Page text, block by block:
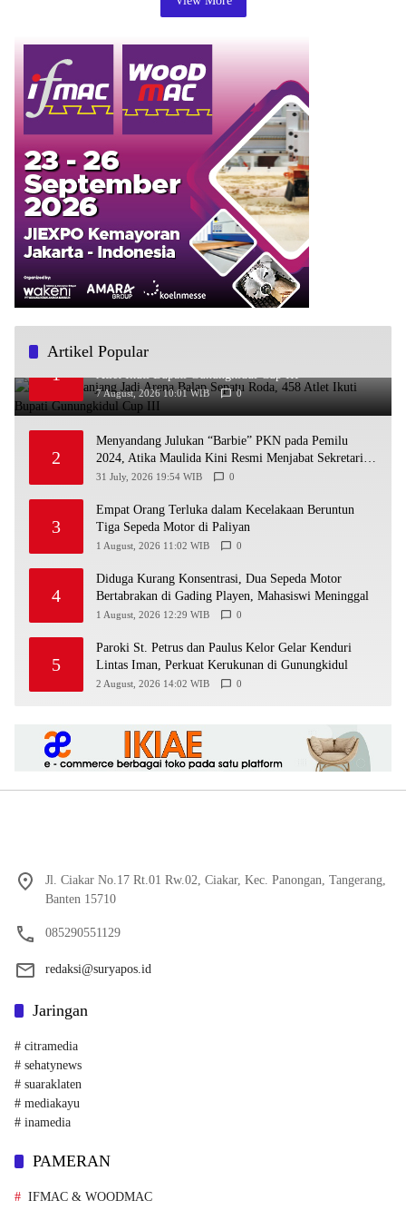
Artikel Popular
1
Pantai Sepanjang Jadi Arena Balap Sepatu Roda, 458
Atlet Ikuti Bupati Gunungkidul Cup III
7 August, 2026 10:01 WIB 0
2
Menyandang Julukan “Barbie” PKN pada Pemilu
2024, Atika Maulida Kini Resmi Menjabat Sekretaris
PIMDA PKN DIY
31 July, 2026 19:54 WIB 0
3
Empat Orang Terluka dalam Kecelakaan Beruntun
Tiga Sepeda Motor di Paliyan
1 August, 2026 11:02 WIB 0
4
Diduga Kurang Konsentrasi, Dua Sepeda Motor
Bertabrakan di Gading Playen, Mahasiswi Meninggal
1 August, 2026 12:29 WIB 0
5
Paroki St. Petrus dan Paulus Kelor Gelar Kenduri
Lintas Iman, Perkuat Kerukunan di Gunungkidul
2 August, 2026 14:02 WIB 0
Jl. Ciakar No.17 Rt.01 Rw.02, Ciakar, Kec. Panongan, Tangerang,
Banten 15710
085290551129
redaksi@suryapos.id
Jaringan
# citramedia
# sehatynews
# suaraklaten
# mediakayu
# inamedia
PAMERAN
IFMAC & WOODMAC